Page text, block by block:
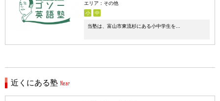
エリア：その他
小
中
当塾は、富山市東流杉にある小中学生を...
近くにある塾